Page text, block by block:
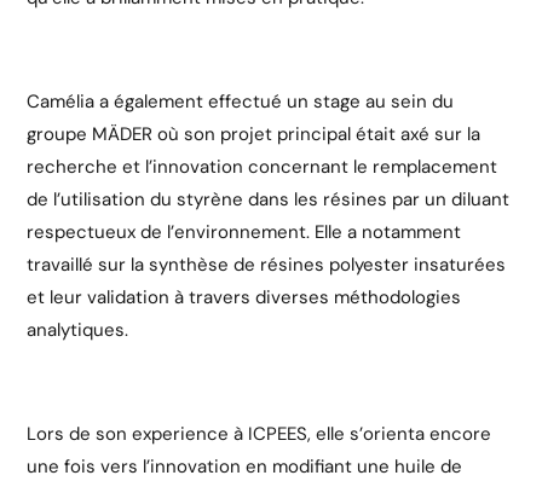
Camélia a également effectué un stage au sein du
groupe MÄDER où son projet principal était axé sur la
recherche et l’innovation concernant le remplacement
de l’utilisation du styrène dans les résines par un diluant
respectueux de l’environnement. Elle a notamment
travaillé sur la synthèse de résines polyester insaturées
et leur validation à travers diverses méthodologies
analytiques.
Lors de son experience à ICPEES, elle s’orienta encore
une fois vers l’innovation en modifiant une huile de